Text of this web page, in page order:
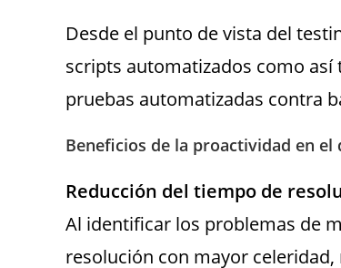
Desde el punto de vista del
scripts automatizados como
pruebas automatizadas contra
Beneficios de la proactividad en
Reducción del tiempo de
Al identificar los problemas de
resolución con mayor